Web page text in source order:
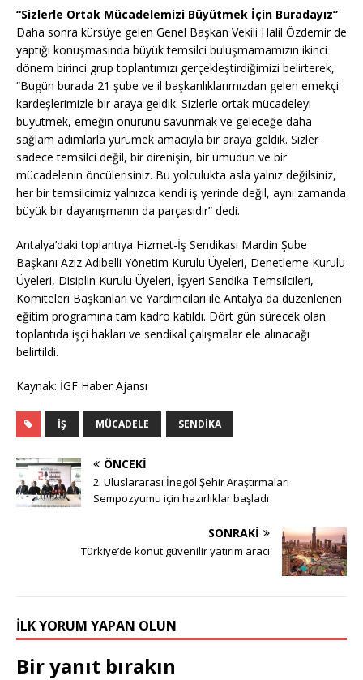
“Sizlerle Ortak Mücadelemizi Büyütmek İçin Buradayız”
Daha sonra kürsüye gelen Genel Başkan Vekili Halil Özdemir de
yaptığı konuşmasında büyük temsilci buluşmamamızın ikinci
dönem birinci grup toplantımızı gerçekleştirdiğimizi belirterek,
“Bugün burada 21 şube ve il başkanlıklarımızdan gelen emekçi
kardeşlerimizle bir araya geldik. Sizlerle ortak mücadeleyi
büyütmek, emeğin onurunu savunmak ve geleceğe daha
sağlam adımlarla yürümek amacıyla bir araya geldik. Sizler
sadece temsilci değil, bir direnişin, bir umudun ve bir
mücadelenin öncülerisiniz. Bu yolculukta asla yalnız değilsiniz,
her bir temsilcimiz yalnızca kendi iş yerinde değil, aynı zamanda
büyük bir dayanışmanın da parçasıdır” dedi.
Antalya’daki toplantıya Hizmet-İş Sendikası Mardin Şube
Başkanı Aziz Adibelli Yönetim Kurulu Üyeleri, Denetleme Kurulu
Üyeleri, Disiplin Kurulu Üyeleri, İşyeri Sendika Temsilcileri,
Komiteleri Başkanları ve Yardımcıları ile Antalya da düzenlenen
eğitim programına tam kadro katıldı. Dört gün sürecek olan
toplantıda işçi hakları ve sendikal çalışmalar ele alınacağı
belirtildi.
Kaynak: İGF Haber Ajansı
İŞ MÜCADELE SENDIKA
ÖNCEKI
2. Uluslararası İnegöl Şehir Araştırmaları
Sempozyumu için hazırlıklar başladı
SONRAKI
Türkiye’de konut güvenilir yatırım aracı
İLK YORUM YAPAN OLUN
Bir yanıt bırakın